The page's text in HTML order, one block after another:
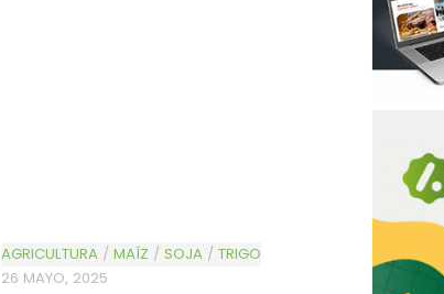
AGRICULTURA / MAÍZ / SOJA / TRIGO
26 MAYO, 2025